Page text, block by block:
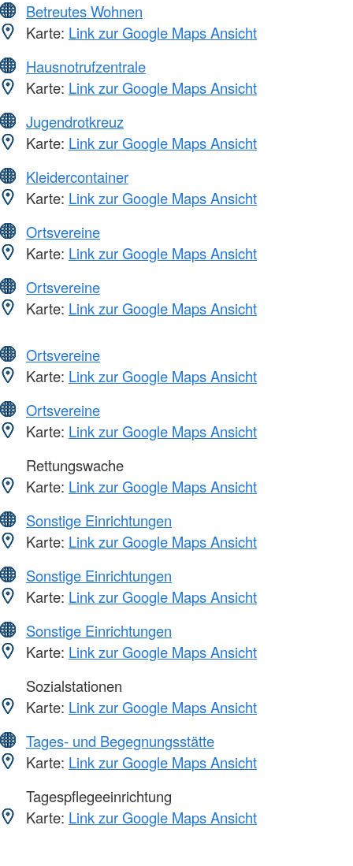
Betreutes Wohnen
Karte: Link zur Google Maps Ansicht
Hausnotrufzentrale
Karte: Link zur Google Maps Ansicht
Jugendrotkreuz
Karte: Link zur Google Maps Ansicht
Kleidercontainer
Karte: Link zur Google Maps Ansicht
Ortsvereine
Karte: Link zur Google Maps Ansicht
Ortsvereine
Karte: Link zur Google Maps Ansicht
Ortsvereine
Karte: Link zur Google Maps Ansicht
Ortsvereine
Karte: Link zur Google Maps Ansicht
Rettungswache
Karte: Link zur Google Maps Ansicht
Sonstige Einrichtungen
Karte: Link zur Google Maps Ansicht
Sonstige Einrichtungen
Karte: Link zur Google Maps Ansicht
Sonstige Einrichtungen
Karte: Link zur Google Maps Ansicht
Sozialstationen
Karte: Link zur Google Maps Ansicht
Tages- und Begegnungsstätte
Karte: Link zur Google Maps Ansicht
Tagespflegeeinrichtung
Karte: Link zur Google Maps Ansicht